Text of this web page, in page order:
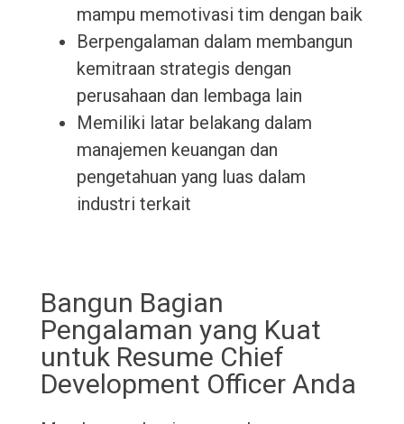
mampu memotivasi tim dengan baik
Berpengalaman dalam membangun
kemitraan strategis dengan
perusahaan dan lembaga lain
Memiliki latar belakang dalam
manajemen keuangan dan
pengetahuan yang luas dalam
industri terkait
Bangun Bagian
Pengalaman yang Kuat
untuk Resume Chief
Development Officer Anda